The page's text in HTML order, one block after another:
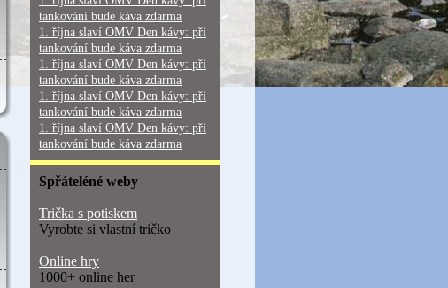
tankování bude káva zdarma
1. října slaví OMV Den kávy: při
tankování bude káva zdarma
1. října slaví OMV Den kávy: při
tankování bude káva zdarma
1. října slaví OMV Den kávy: při
tankování bude káva zdarma
1. října slaví OMV Den kávy: při
tankování bude káva zdarma
Spřáteléné weby
Trička s potiskem
Vyrobte si vlastní tričko
Online hry
1000+ online her